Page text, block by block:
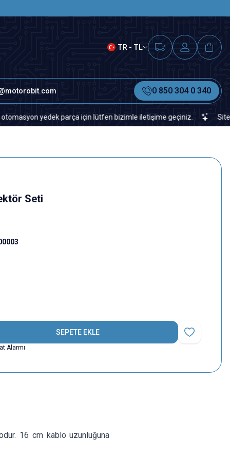
TR - TL
0 850 304 0 340
yedek parça için lütfen bizimle iletişime geçiniz.
Seti
SEPETE EKLE
Favoriye Ekle
Alarmı
16 cm kablo uzunluğuna